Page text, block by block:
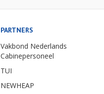
PARTNERS
Vakbond Nederlands
Cabinepersoneel
TUI
NEWHEAP